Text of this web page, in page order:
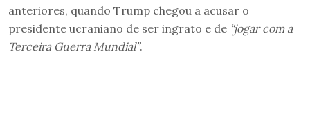
anteriores, quando Trump chegou a acusar o
presidente ucraniano de ser ingrato e de “jogar com a
Terceira Guerra Mundial”.